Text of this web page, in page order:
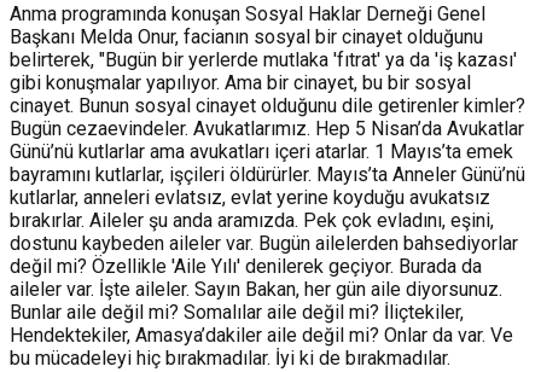
Anma programında konuşan Sosyal Haklar Derneği Genel
Başkanı Melda Onur, facianın sosyal bir cinayet olduğunu
belirterek, "Bugün bir yerlerde mutlaka 'fıtrat' ya da 'iş kazası'
gibi konuşmalar yapılıyor. Ama bir cinayet, bu bir sosyal
cinayet. Bunun sosyal cinayet olduğunu dile getirenler kimler?
Bugün cezaevindeler. Avukatlarımız. Hep 5 Nisan’da Avukatlar
Günü’nü kutlarlar ama avukatları içeri atarlar. 1 Mayıs’ta emek
bayramını kutlarlar, işçileri öldürürler. Mayıs’ta Anneler Günü’nü
kutlarlar, anneleri evlatsız, evlat yerine koyduğu avukatsız
bırakırlar. Aileler şu anda aramızda. Pek çok evladını, eşini,
dostunu kaybeden aileler var. Bugün ailelerden bahsediyorlar
değil mi? Özellikle 'Aile Yılı' denilerek geçiyor. Burada da
aileler var. İşte aileler. Sayın Bakan, her gün aile diyorsunuz.
Bunlar aile değil mi? Somalılar aile değil mi? İliçtekiler,
Hendektekiler, Amasya’dakiler aile değil mi? Onlar da var. Ve
bu mücadeleyi hiç bırakmadılar. İyi ki de bırakmadılar.